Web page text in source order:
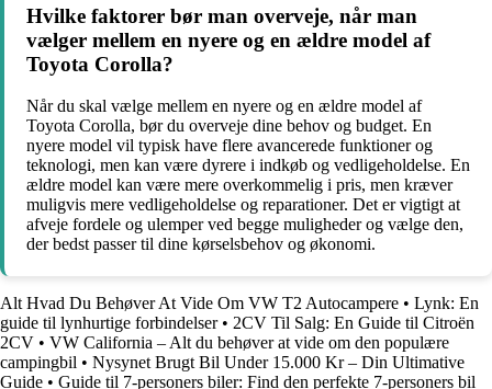
Hvilke faktorer bør man overveje, når man
vælger mellem en nyere og en ældre model af
Toyota Corolla?
Når du skal vælge mellem en nyere og en ældre model af
Toyota Corolla, bør du overveje dine behov og budget. En
nyere model vil typisk have flere avancerede funktioner og
teknologi, men kan være dyrere i indkøb og vedligeholdelse. En
ældre model kan være mere overkommelig i pris, men kræver
muligvis mere vedligeholdelse og reparationer. Det er vigtigt at
afveje fordele og ulemper ved begge muligheder og vælge den,
der bedst passer til dine kørselsbehov og økonomi.
Alt Hvad Du Behøver At Vide Om VW T2 Autocampere • Lynk: En
guide til lynhurtige forbindelser• 2CV Til Salg: En Guide til Citroën
2CV • VW California – Alt du behøver at vide om den populære
campingbil • Nysynet Brugt Bil Under 15.000 Kr – Din Ultimative
Guide • Guide til 7-personers biler: Find den perfekte 7-personers bil